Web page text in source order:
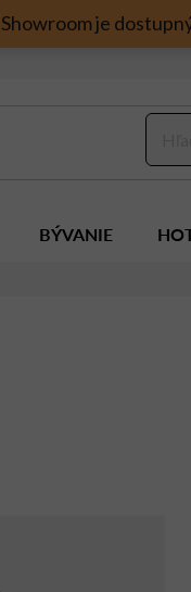
Showroom je
BÝVANIE